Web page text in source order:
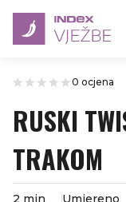
0 ocjena
RUSKI
TRAKOM
2 min Umjereno